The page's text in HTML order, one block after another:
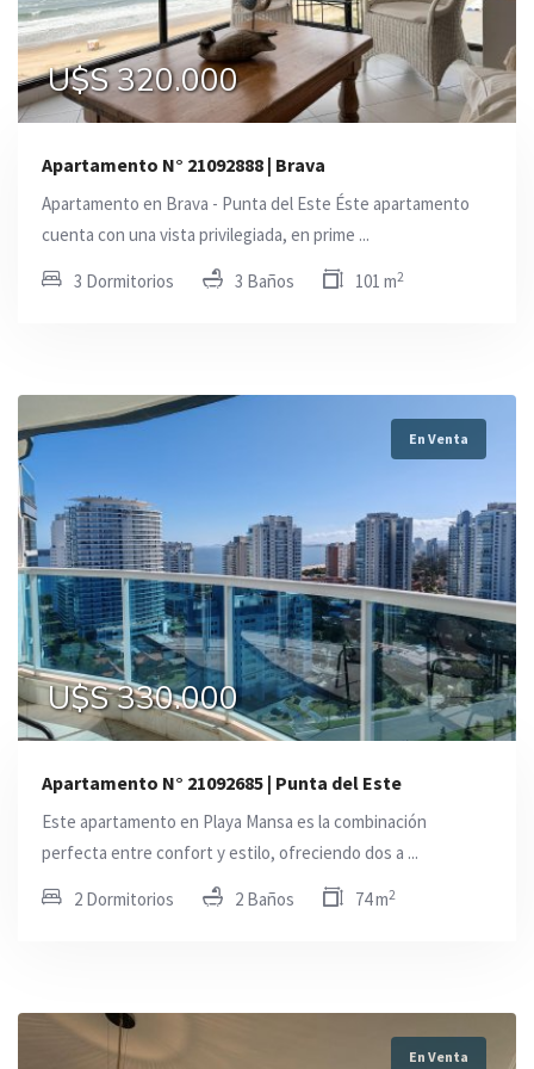
U$S 320.000
Apartamento N° 21092888 | Brava
Apartamento en Brava - Punta del Este Éste apartamento
cuenta con una vista privilegiada, en prime ...
3 Dormitorios 3 Baños 101 m2
En Venta
U$S 330.000
Apartamento N° 21092685 | Punta del Este
Este apartamento en Playa Mansa es la combinación
perfecta entre confort y estilo, ofreciendo dos a ...
2 Dormitorios 2 Baños 74 m2
En Venta